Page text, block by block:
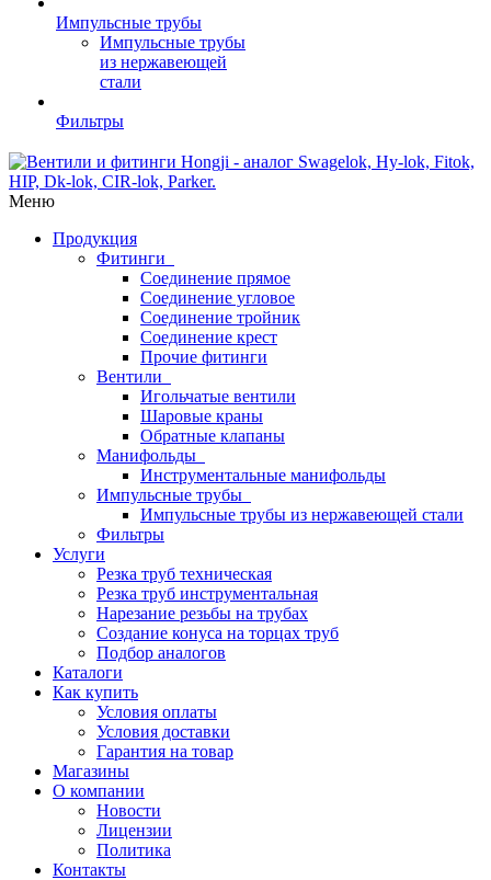
Импульсные трубы
Импульсные трубы
из нержавеющей
стали
Фильтры
Меню
Продукция
Фитинги
Соединение прямое
Соединение угловое
Соединение тройник
Соединение крест
Прочие фитинги
Вентили
Игольчатые вентили
Шаровые краны
Обратные клапаны
Манифольды
Инструментальные манифольды
Импульсные трубы
Импульсные трубы из нержавеющей стали
Фильтры
Услуги
Резка труб техническая
Резка труб инструментальная
Нарезание резьбы на трубах
Создание конуса на торцах труб
Подбор аналогов
Каталоги
Как купить
Условия оплаты
Условия доставки
Гарантия на товар
Магазины
О компании
Новости
Лицензии
Политика
Контакты